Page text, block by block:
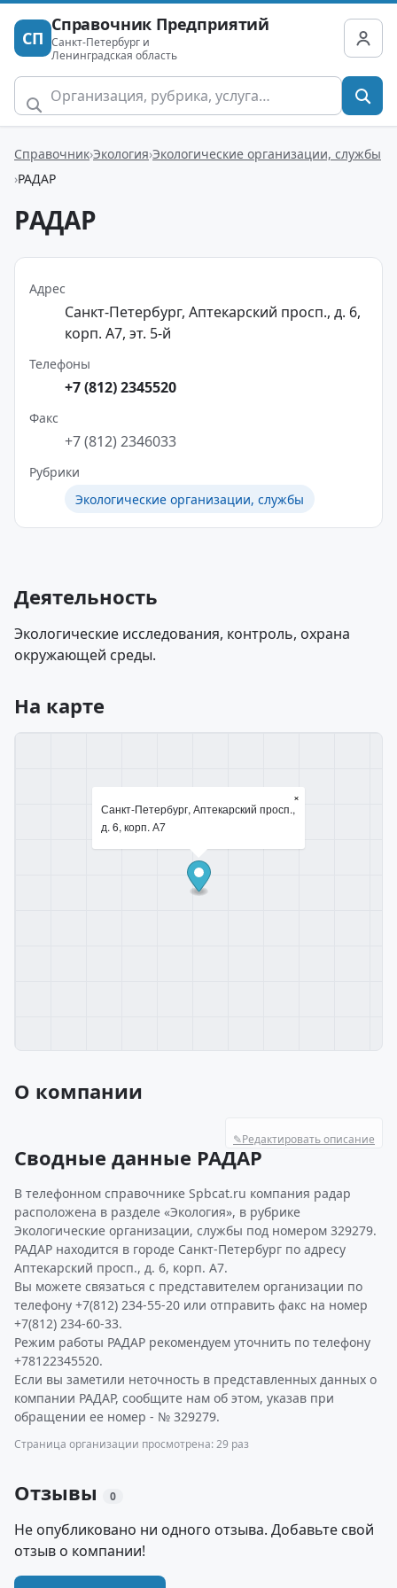
СП
Справочник Предприятий
Санкт-Петербург и
Ленинградская область
Справочник Экология Экологические организации, службы
РАДАР
РАДАР
Адрес
Санкт-Петербург, Аптекарский просп., д. 6,
корп. А7, эт. 5-й
Телефоны
+7 (812) 2345520
Факс
+7 (812) 2346033
Рубрики
Экологические организации, службы
Деятельность
Экологические исследования, контроль, охрана
окружающей среды.
На карте
Санкт-Петербург, Аптекарский просп.,
д. 6, корп. А7
×
О компании
✎Редактировать описание
Сводные данные РАДАР
В телефонном справочнике Spbcat.ru компания радар
расположена в разделе «Экология», в рубрике
Экологические организации, службы под номером 329279.
РАДАР находится в городе Санкт-Петербург по адресу
Аптекарский просп., д. 6, корп. А7.
Вы можете связаться с представителем организации по
телефону +7(812) 234-55-20 или отправить факс на номер
+7(812) 234-60-33.
Режим работы РАДАР рекомендуем уточнить по телефону
+78122345520.
Если вы заметили неточность в представленных данных о
компании РАДАР, сообщите нам об этом, указав при
обращении ее номер - № 329279.
Страница организации просмотрена: 29 раз
Отзывы 0
Не опубликовано ни одного отзыва. Добавьте свой
отзыв о компании!